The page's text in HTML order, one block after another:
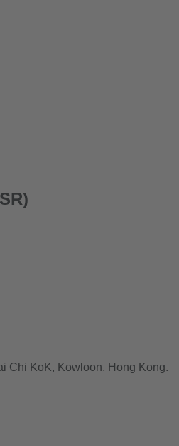
Chi KoK, Kowloon, Hong Kong.